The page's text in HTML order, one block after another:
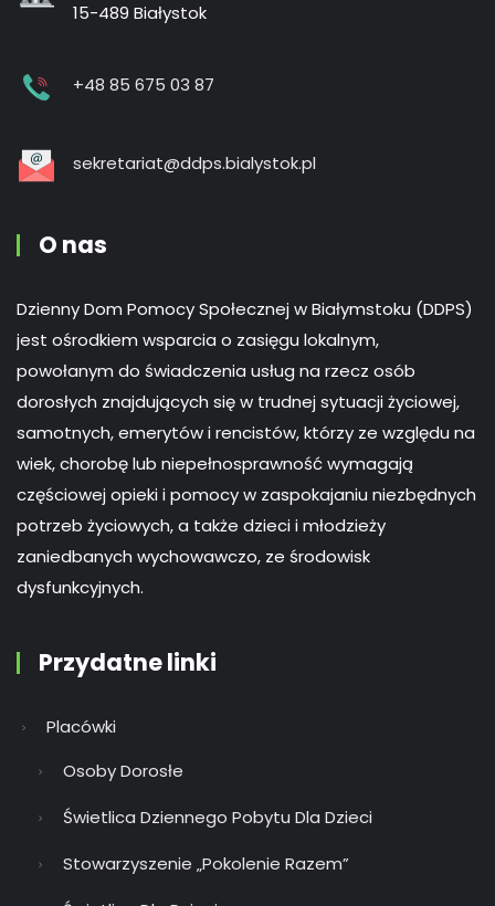
15-489 Białystok
+48 85 675 03 87
sekretariat@ddps.bialystok.pl
O nas
Dzienny Dom Pomocy Społecznej w Białymstoku (DDPS)
jest ośrodkiem wsparcia o zasięgu lokalnym,
powołanym do świadczenia usług na rzecz osób
dorosłych znajdujących się w trudnej sytuacji życiowej,
samotnych, emerytów i rencistów, którzy ze względu na
wiek, chorobę lub niepełnosprawność wymagają
częściowej opieki i pomocy w zaspokajaniu niezbędnych
potrzeb życiowych, a także dzieci i młodzieży
zaniedbanych wychowawczo, ze środowisk
dysfunkcyjnych.
Przydatne linki
Placówki
Osoby Dorosłe
Świetlica Dziennego Pobytu Dla Dzieci
Stowarzyszenie „Pokolenie Razem”